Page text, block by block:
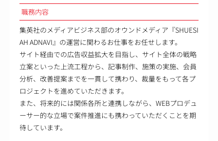
職務内容
集英社のメディアビジネス部のオウンドメディア『SHUESI
AH ADNAVI』の運営に関わるお仕事をお任せします。
サイト経由での広告収益拡大を目指し、サイト全体の戦略
立案といった上流工程から、記事制作、施策の実施、会員
分析、改善提案までを一貫して携わり、裁量をもって各プ
ロジェクトを進めていただきます。
また、将来的には関係各所と連携しながら、WEBプロデュ
ーサー的な立場で案件推進にも携わっていただくことを期
待しています。